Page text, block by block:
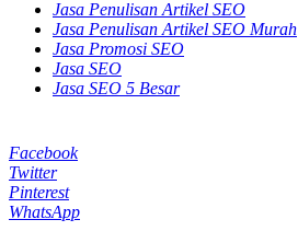
Jasa Penulisan Artikel SEO
Jasa Penulisan Artikel SEO Murah
Jasa Promosi SEO
Jasa SEO
Jasa SEO 5 Besar
Facebook
Twitter
Pinterest
WhatsApp